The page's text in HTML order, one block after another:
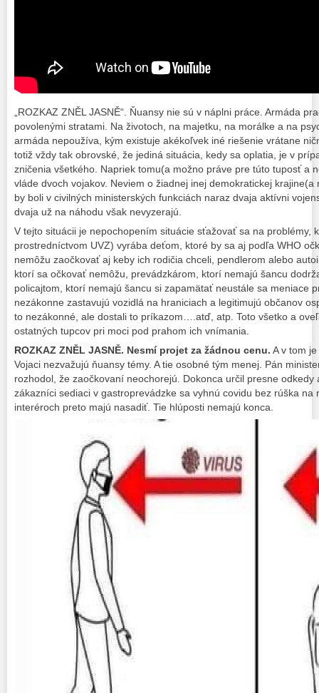
„ROZKAZ ZNĚL JASNĚ“. Ňuansy nie sú v náplni práce. Armáda
povolenými stratami. Na životoch, na majetku, na morálke a na
armáda nepoužíva, kým existuje akékoľvek iné riešenie vrátane
totiž vždy tak obrovské, že jediná situácia, kedy sa oplatia, je v
zničenia všetkého. Napriek tomu(a možno práve pre túto tuposť a
vláde dvoch vojakov. Neviem o žiadnej inej demokratickej
by boli v civilných ministerských funkciách naraz dvaja aktívni
dvaja už na náhodu však nevyzerajú.
V tejto situácii je nepochopením situácie sťažovať sa na problémy,
prostredníctvom UVZ) vyrába deťom, ktoré by sa aj podľa WHO
nemôžu zaočkovať aj keby ich rodičia chceli, pendlerom alebo
ktorí sa očkovať nemôžu, prevádzkárom, ktorí nemajú šancu
policajtom, ktorí nemajú šancu si zapamätať neustále sa meniace
nezákonne zastavujú vozidlá na hraniciach a legitimujú občanov
to nezákonné, ale dostali to príkazom….atď, atp. Toto všetko a
ostatných tupcov pri moci pod prahom ich vnímania.
ROZKAZ ZNĚL JASNĚ. Nesmí projet za žádnou cenu. A v tom
Vojaci nezvažujú ňuansy témy. A tie osobné tým menej. Pán
rozhodol, že zaočkovaní neochorejú. Dokonca určil presne odkedy
zákazníci sediaci v gastroprevádzke sa vyhnú covidu bez rúška na
interéroch preto majú nasadiť. Tie hlúposti nemajú konca.